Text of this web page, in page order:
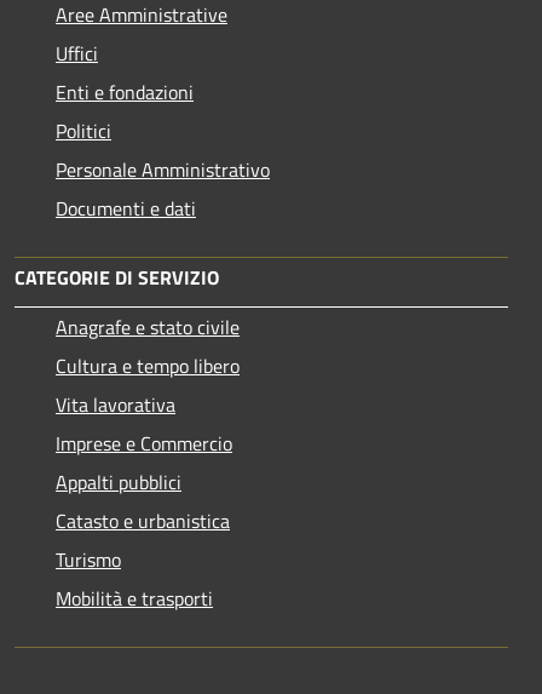
Aree Amministrative
Uffici
Enti e fondazioni
Politici
Personale Amministrativo
Documenti e dati
CATEGORIE DI SERVIZIO
Anagrafe e stato civile
Cultura e tempo libero
Vita lavorativa
Imprese e Commercio
Appalti pubblici
Catasto e urbanistica
Turismo
Mobilità e trasporti